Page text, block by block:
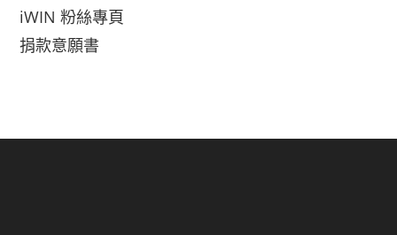
iWIN 粉絲專頁
捐款意願書